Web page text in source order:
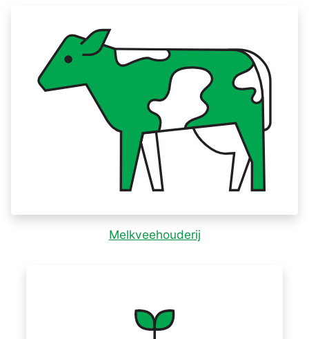
Melkveehouderij